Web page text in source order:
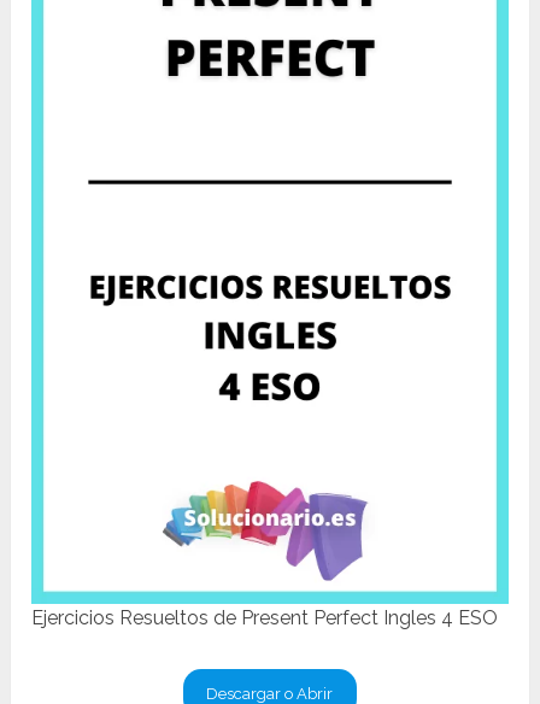
Ejercicios Resueltos de Present Perfect Ingles 4 ESO
Descargar o Abrir